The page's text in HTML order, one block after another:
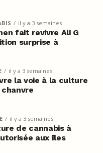
il y a 3 semaines
fait revivre Ali G
surprise à
il y a 3 semaines
la voie à la culture
il y a 3 semaines
de cannabis à
aux îles